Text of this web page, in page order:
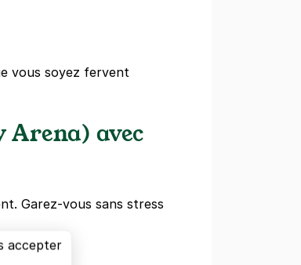
vous soyez fervent
Arena) avec
Garez-vous sans stress
accepter